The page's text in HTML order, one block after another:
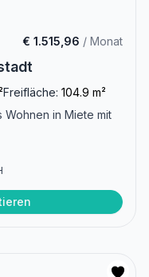
€ 1.515,96 / Monat
Freifläche: 104.9 m²
Wohnen in Miete mit